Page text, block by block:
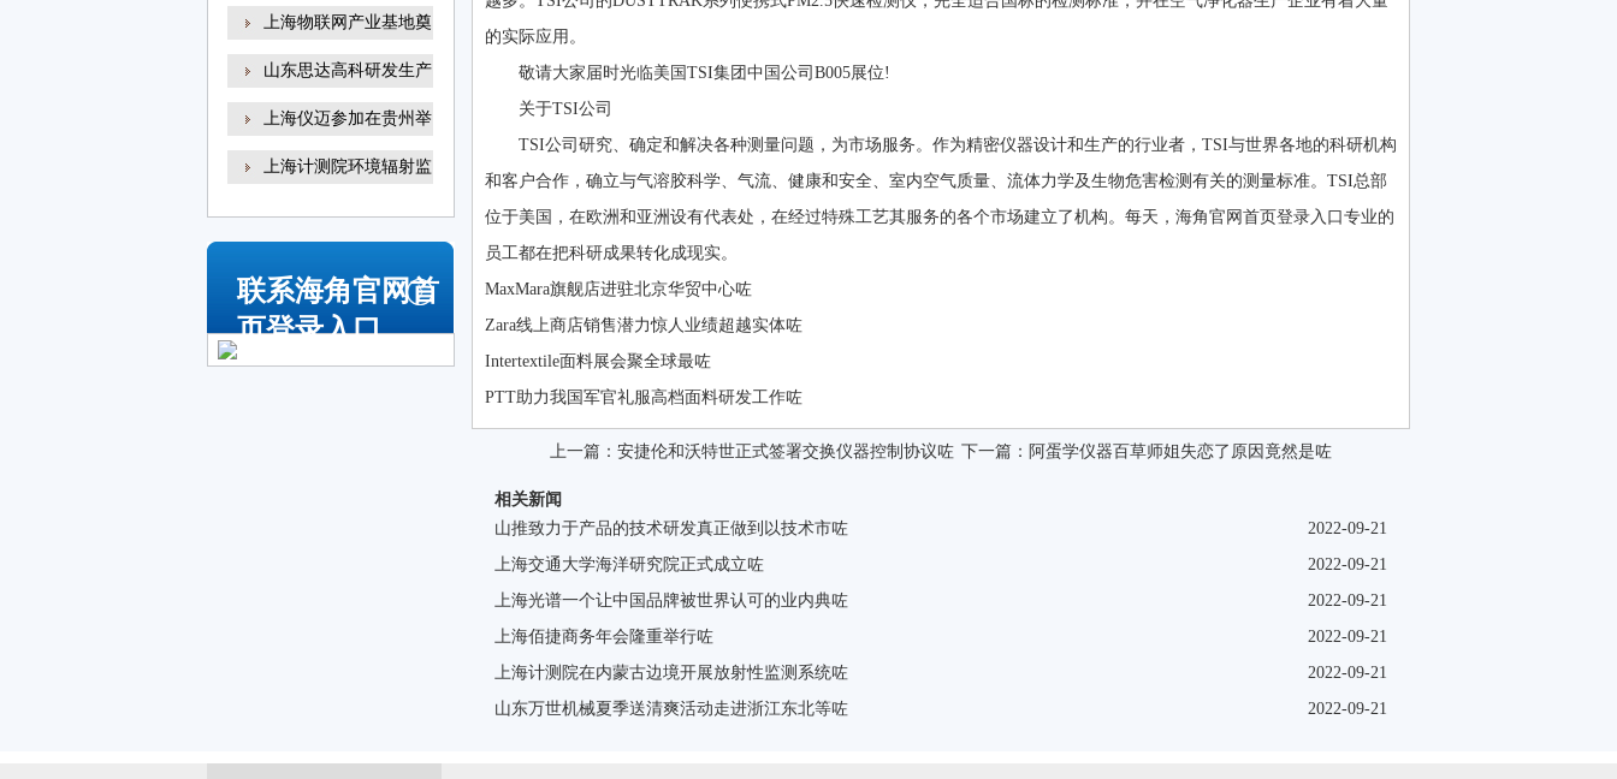
上海物联网产业基地奠
山东思达高科研发生产
上海仪迈参加在贵州举
上海计测院环境辐射监
联系海角官网首
页登录入口
的实际应用。
敬请大家届时光临美国TSI集团中国公司B005展位!
关于TSI公司
TSI公司研究、确定和解决各种测量问题，为市场服务。作为精密仪器设计和生产的行业者，TSI与世界各地的科研机构
和客户合作，确立与气溶胶科学、气流、健康和安全、室内空气质量、流体力学及生物危害检测有关的测量标准。TSI总部
位于美国，在欧洲和亚洲设有代表处，在经过特殊工艺其服务的各个市场建立了机构。每天，海角官网首页登录入口专业的
员工都在把科研成果转化成现实。
MaxMara旗舰店进驻北京华贸中心咗
Zara线上商店销售潜力惊人业绩超越实体咗
Intertextile面料展会聚全球最咗
PTT助力我国军官礼服高档面料研发工作咗
上一篇： 安捷伦和沃特世正式签署交换仪器控制协议咗 下一篇： 阿蛋学仪器百草师姐失恋了原因竟然是咗
相关新闻
2022-09-21
山推致力于产品的技术研发真正做到以技术市咗
2022-09-21
上海交通大学海洋研究院正式成立咗
2022-09-21
上海光谱一个让中国品牌被世界认可的业内典咗
2022-09-21
上海佰捷商务年会隆重举行咗
2022-09-21
上海计测院在内蒙古边境开展放射性监测系统咗
2022-09-21
山东万世机械夏季送清爽活动走进浙江东北等咗